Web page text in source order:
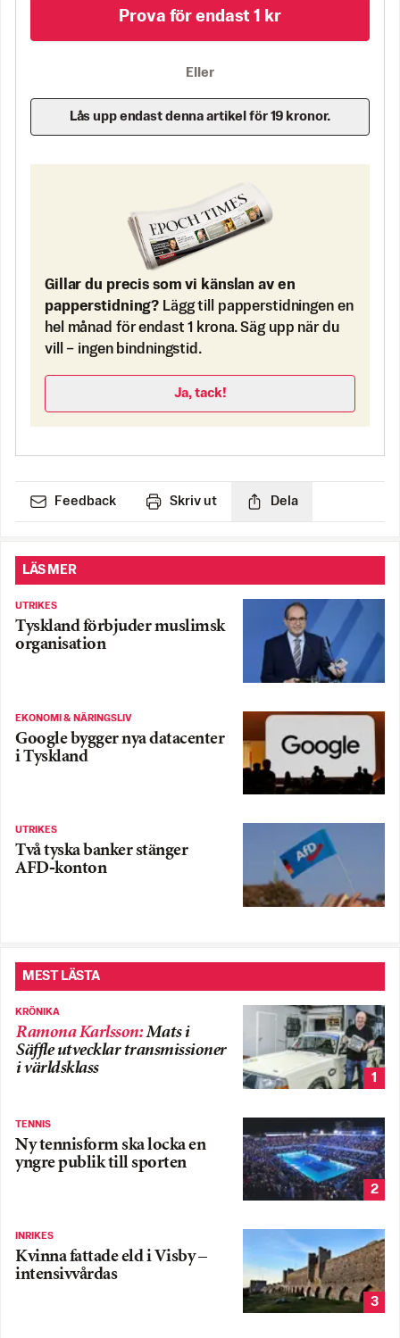
Prova för endast 1 kr
Eller
Lås upp endast denna artikel för 19 kronor.
Gillar du precis som vi känslan av en
papperstidning? Lägg till papperstidningen en
hel månad för endast 1 krona. Säg upp när du
vill – ingen bindningstid.
Ja, tack!
Feedback Skriv ut Dela
LÄS MER
UTRIKES
Tyskland förbjuder muslimsk
organisation
EKONOMI & NÄRINGSLIV
Google bygger nya datacenter
i Tyskland
UTRIKES
Två tyska banker stänger
AFD-konton
MEST LÄSTA
KRÖNIKA
Ramona Karlsson:Mats i
Säffle utvecklar transmissioner
i världsklass
1
TENNIS
Ny tennisform ska locka en
yngre publik till sporten
2
INRIKES
Kvinna fattade eld i Visby –
intensivvårdas
3